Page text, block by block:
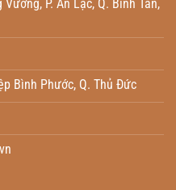
P. An Lạc, Q. Binh Tân,
Bình Phước, Q. Thủ Đức